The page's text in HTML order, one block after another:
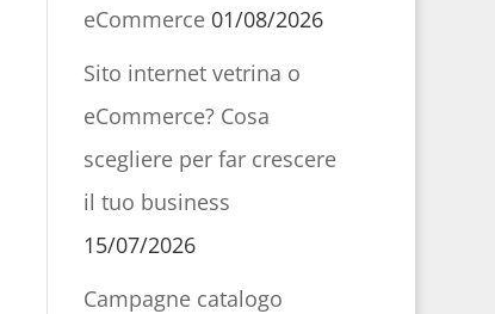
eCommerce 01/08/2026
Sito internet vetrina o
eCommerce? Cosa
scegliere per far crescere
il tuo business
15/07/2026
Campagne catalogo